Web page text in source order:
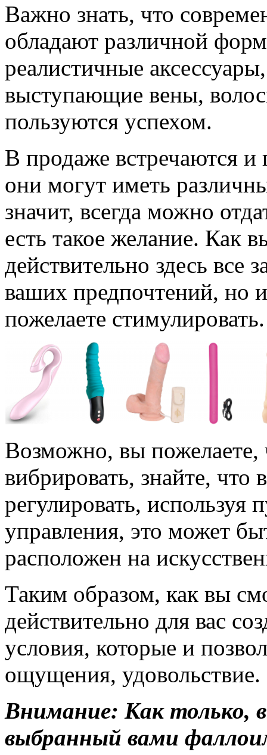
Важно знать, что
обладают различной
реалистичные
выступающие вены,
пользуются успехом.
В продаже встречаются и
они могут иметь
значит, всегда можно
есть такое желание. Как
действительно здесь все
ваших предпочтений, но
пожелаете стимулировать.
Возможно, вы пожелаете,
вибрировать, знайте,
регулировать, используя
управления, это может
расположен на
Таким образом, как вы
действительно для вас
условия, которые и
ощущения, удовольствие.
Внимание: Как только,
выбранный вами